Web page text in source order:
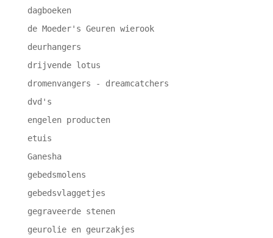
dagboeken
de Moeder's Geuren wierook
deurhangers
drijvende lotus
dromenvangers - dreamcatchers
dvd's
engelen producten
etuis
Ganesha
gebedsmolens
gebedsvlaggetjes
gegraveerde stenen
geurolie en geurzakjes